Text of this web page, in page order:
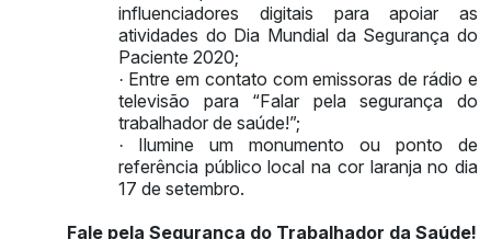
influenciadores digitais para apoiar as
atividades do Dia Mundial da Segurança do
Paciente 2020;
· Entre em contato com emissoras de rádio e
televisão para “Falar pela segurança do
trabalhador de saúde!”;
·
Ilumine um monumento ou ponto de
referência público local na cor laranja no dia
17 de setembro.
Fale pela Segurança do Trabalhador da Saúde!